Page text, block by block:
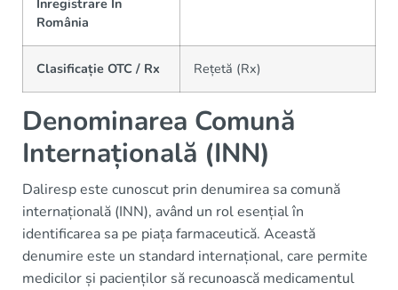
Înregistrare În
România
Clasificație OTC / Rx Rețetă (Rx)
Denominarea Comună
Internațională (INN)
Daliresp este cunoscut prin denumirea sa comună
internațională (INN), având un rol esențial în
identificarea sa pe piața farmaceutică. Această
denumire este un standard internațional, care permite
medicilor și pacienților să recunoască medicamentul